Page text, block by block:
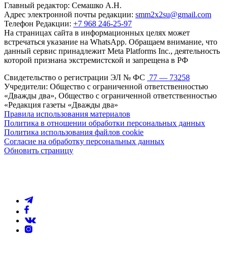
Главный редактор: Семашко А.Н.
Адрес электронной почты редакции: smm2x2su@gmail.com
Телефон Редакции: +7 968 246-25-97
На страницах сайта в информационных целях может
встречаться указание на WhatsApp. Обращаем внимание, что
данный сервис принадлежит Meta Platforms Inc., деятельность
которой признана экстремистской и запрещена в РФ
Свидетельство о регистрации ЭЛ № ФС 77 — 73258
Учредители: Общество с ограниченной ответственностью
«Дважды два», Общество с ограниченной ответственностью
«Редакция газеты «Дважды два»
Правила использования материалов
Политика в отношении обработки персональных данных
Политика использования файлов cookie
Согласие на обработку персональных данных
Обновить страницу